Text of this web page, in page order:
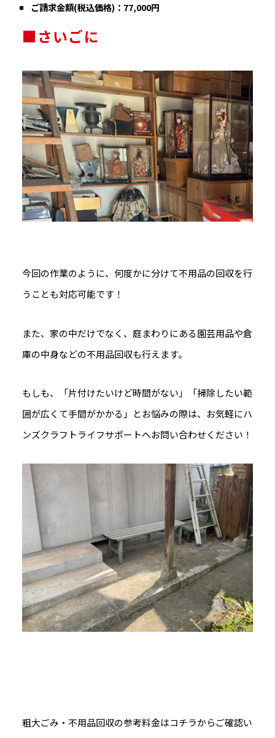
ご請求金額(税込価格)：77,000円
■さいごに
今回の作業のように、何度かに分けて不用品の回収を行
うことも対応可能です！
また、家の中だけでなく、庭まわりにある園芸用品や倉
庫の中身などの不用品回収も行えます。
もしも、「片付けたいけど時間がない」「掃除したい範
囲が広くて手間がかかる」とお悩みの際は、お気軽にハ
ンズクラフトライフサポートへお問い合わせください！
粗大ごみ・不用品回収の参考料金はコチラからご確認い